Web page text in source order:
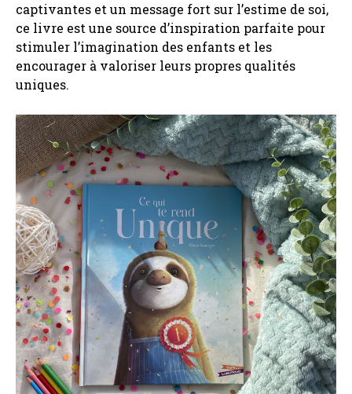
captivantes et un message fort sur l’estime de soi,
ce livre est une source d’inspiration parfaite pour
stimuler l’imagination des enfants et les
encourager à valoriser leurs propres qualités
uniques.